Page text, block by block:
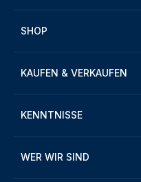
SHOP
KAUFEN & VERKAUFEN
KENNTNISSE
WER WIR SIND